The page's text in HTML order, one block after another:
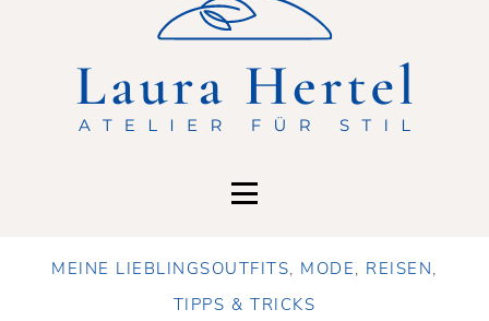
MEINE LIEBLINGSOUTFITS, MODE, REISEN,
TIPPS & TRICKS